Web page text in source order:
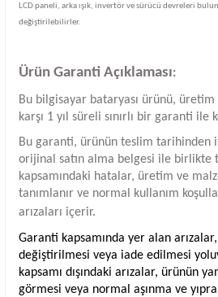
LCD paneli, arka ışık, invertör ve sürücü devreleri
değiştirilebilirler.
Ürün Garanti Açıklaması:
Bu bilgisayar bataryası ürünü,
karşı 1 yıl süreli sınırlı bir garanti ile
Bu garanti, ürünün teslim tarihinden
orijinal satın alma belgesi ile birlikte
kapsamındaki hatalar, üretim ve
tanımlanır ve normal kullanım
arızaları içerir.
Garanti kapsamında yer alan
değiştirilmesi veya iade edilmesi
kapsamı dışındaki arızalar, ürünün
görmesi veya normal aşınma ve